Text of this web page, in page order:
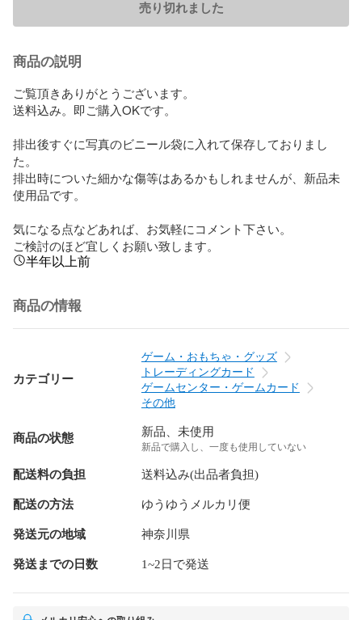
売り切れました
商品の説明
ご覧頂きありがとうございます。
送料込み。即ご購入OKです。
排出後すぐに写真のビニール袋に入れて保存しておりまし
た。
排出時についた細かな傷等はあるかもしれませんが、新品未
使用品です。
気になる点などあれば、お気軽にコメント下さい。
ご検討のほど宜しくお願い致します。
半年以上前
商品の情報
カテゴリー
ゲーム・おもちゃ・グッズ
トレーディングカード
ゲームセンター・ゲームカード
その他
商品の状態 新品、未使用
新品で購入し、一度も使用していない
配送料の負担 送料込み(出品者負担)
配送の方法 ゆうゆうメルカリ便
発送元の地域 神奈川県
発送までの日数 1~2日で発送